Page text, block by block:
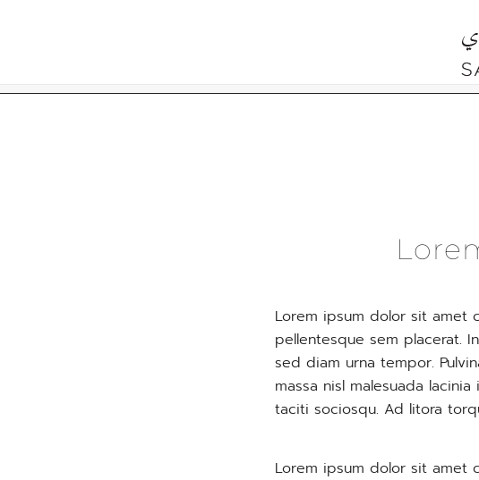
Lorem ipsum dolor sit amet
pellentesque sem placerat.
sed diam urna tempor.
massa nisl malesuada
taciti sociosqu. Ad litora
Lorem ipsum dolor sit amet